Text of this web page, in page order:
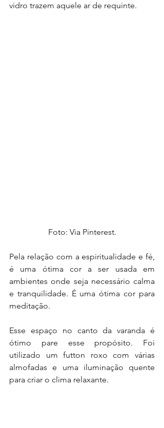
vidro trazem aquele ar de requinte.
Foto: Via Pinterest.
Pela relação com a espiritualidade e fé,
é uma ótima cor a ser usada em
ambientes onde seja necessário calma
e tranquilidade. É uma ótima cor para
meditação.
Esse espaço no canto da varanda é
ótimo pare esse propósito. Foi
utilizado um futton roxo com várias
almofadas e uma iluminação quente
para criar o clima relaxante.